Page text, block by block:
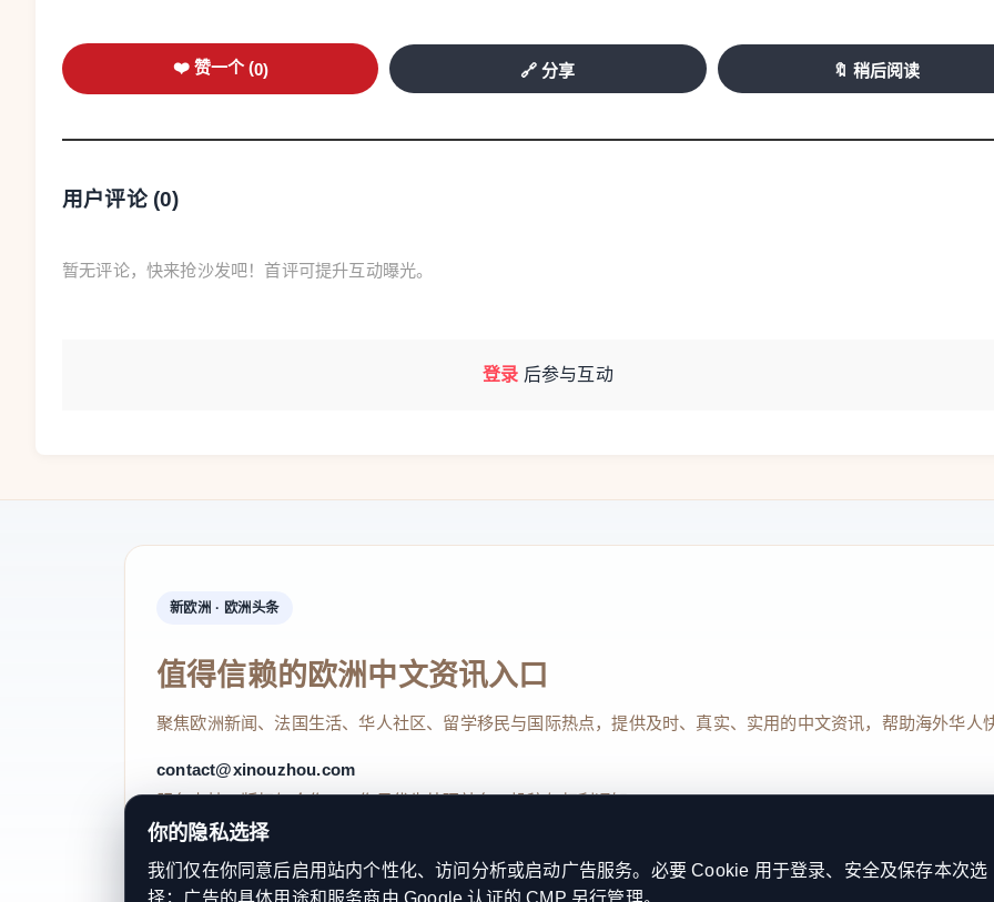
❤️ 赞一个 (0) 🔗 分享 🔖 稍后阅读
用户评论 (0)
暂无评论，快来抢沙发吧！首评可提升互动曝光。
登录 后参与互动
新欧洲 · 欧洲头条
值得信赖的欧洲中文资讯入口
聚焦欧洲新闻、法国生活、华人社区、留学移民与国际热点，提供及时、真实、实用的中文资讯，帮助海外华人
contact@xinouzhou.com
服务支持、版权与合作：工作日优先处理站务、投稿与权利通知
你的隐私选择
我们仅在你同意后启用站内个性化、访问分析或启动广告服务。必要 Cookie 用于登录、安全及保存本次选
择；广告的具体用途和服务商由 Google 认证的 CMP 另行管理。